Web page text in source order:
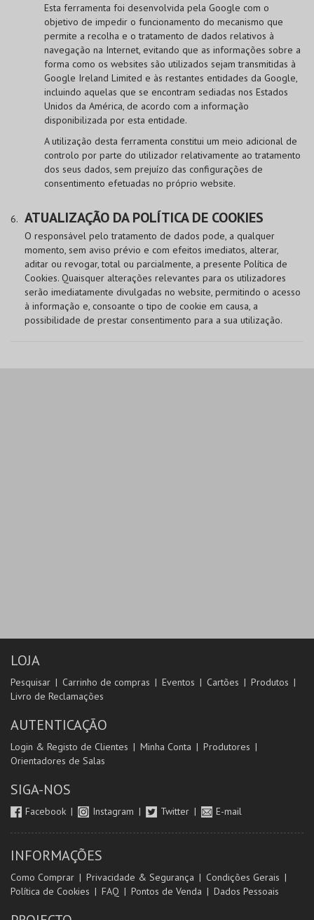
Esta ferramenta foi desenvolvida pela Google com o
objetivo de impedir o funcionamento do mecanismo que
permite a recolha e o tratamento de dados relativos à
navegação na Internet, evitando que as informações sobre a
forma como os websites são utilizados sejam transmitidas à
Google Ireland Limited e às restantes entidades da Google,
incluindo aquelas que se encontram sediadas nos Estados
Unidos da América, de acordo com a informação
disponibilizada por esta entidade.
A utilização desta ferramenta constitui um meio adicional de
controlo por parte do utilizador relativamente ao tratamento
dos seus dados, sem prejuízo das configurações de
consentimento efetuadas no próprio website.
ATUALIZAÇÃO DA POLÍTICA DE COOKIES
O responsável pelo tratamento de dados pode, a qualquer
momento, sem aviso prévio e com efeitos imediatos, alterar,
aditar ou revogar, total ou parcialmente, a presente Política de
Cookies. Quaisquer alterações relevantes para os utilizadores
serão imediatamente divulgadas no website, permitindo o acesso
à informação e, consoante o tipo de cookie em causa, a
possibilidade de prestar consentimento para a sua utilização.
LOJA
Pesquisar Carrinho de compras Eventos Cartões
Produtos
Livro de Reclamações
AUTENTICAÇÃO
Login & Registo de Clientes Minha Conta
Produtores
Orientadores de Salas
SIGA-NOS
Facebook Instagram Twitter E-mail
INFORMAÇÕES
Como Comprar Privacidade & Segurança
Condições Gerais
Política de Cookies
FAQ Pontos de Venda Dados Pessoais